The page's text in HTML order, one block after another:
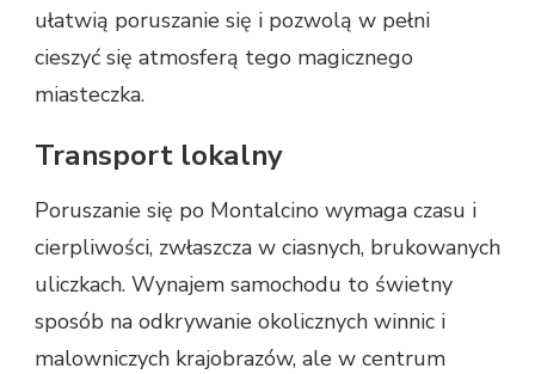
ułatwią poruszanie się i pozwolą w pełni
cieszyć się atmosferą tego magicznego
miasteczka.
Transport lokalny
Poruszanie się po Montalcino wymaga czasu i
cierpliwości, zwłaszcza w ciasnych, brukowanych
uliczkach. Wynajem samochodu to świetny
sposób na odkrywanie okolicznych winnic i
malowniczych krajobrazów, ale w centrum